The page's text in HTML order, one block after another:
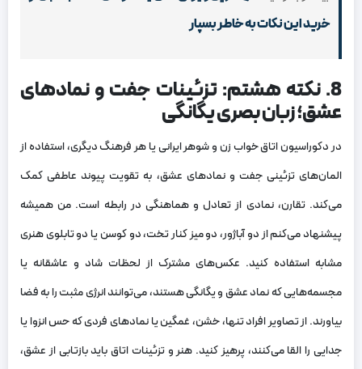
خرید این نکات به خاطر بسپار
8. نکته هشتم: تزئینات جفت و نمادهای
عشق؛ زبان بصری یگانگی
در دکوراسیون اتاق خواب زن و شوهر ایرانی یا هر فرهنگ دیگری، استفاده از
المان‌های تزئینی جفت و نمادهای عشق، به تقویت پیوند عاطفی کمک
می‌کند. تقارن، نمادی از تعادل و هماهنگی در رابطه است. من همیشه
پیشنهاد می‌کنم از دو آباژور، دو میز کنار تخت، دو کوسن یا دو تابلوی هنری
مشابه استفاده کنید. عکس‌های مشترک از لحظات شاد و عاشقانه یا
مجسمه‌هایی که نماد عشق و یگانگی هستند، می‌توانند انرژی مثبت را به فضا
بیاورند. از تصاویر افراد تنها، خشن، غمگین یا نمادهای فردی که حس انزوا یا
جدایی را القا می‌کنند، پرهیز کنید. هنر و تزئینات اتاق باید بازتابی از عشق،